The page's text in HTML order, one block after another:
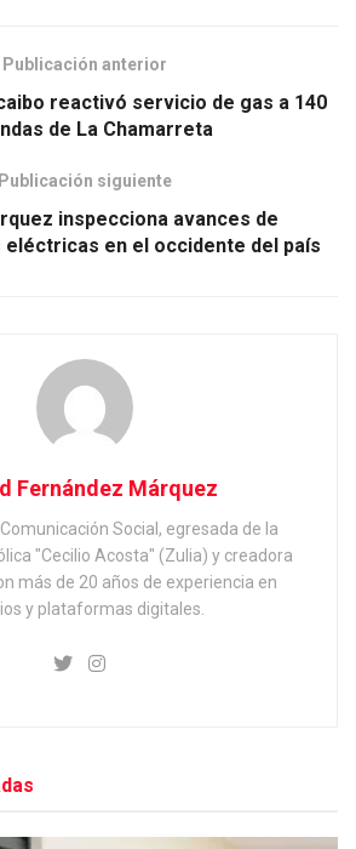
Publicación anterior
reactivó servicio de gas a 140
de La Chamarreta
Publicación siguiente
inspecciona avances de
en el occidente del país
Fernández Márquez
Comunicación Social, egresada de la
"Cecilio Acosta" (Zulia) y creadora
más de 20 años de experiencia en
y plataformas digitales.